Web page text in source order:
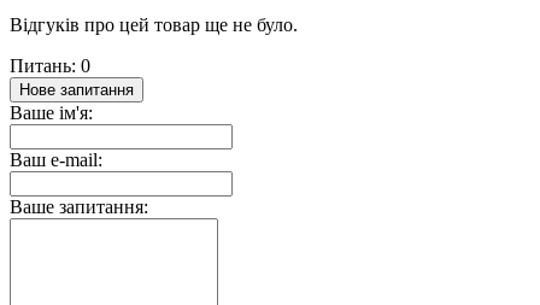
Відгуків про цей товар ще не було.
Питань: 0
Нове запитання
Ваше ім'я:
Ваш e-mail:
Ваше запитання: